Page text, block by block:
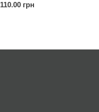
110.00 грн